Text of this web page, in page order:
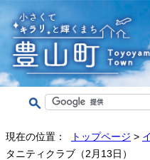
現在の位置： トップページ >
タニティクラブ（2月13日）